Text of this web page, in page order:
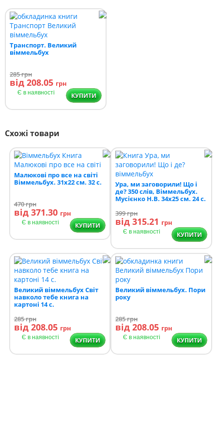
Транспорт. Великий
віммельбух
285грн
від 208.05 грн
Є в наявності КУПИТИ
Схожі товари
Малюкові про все на світі
Віммельбух. 31х22 см. 32 с.
470грн
від 371.30 грн
Є в наявності КУПИТИ
Ура, ми заговорили! Що і
де? 350 слів, Віммельбух.
Мусієнко Н.В. 34х25 см. 24 с.
399грн
від 315.21 грн
Є в наявності КУПИТИ
Великий віммельбух Світ
навколо тебе книга на
картоні 14 с.
285грн
від 208.05 грн
Є в наявності КУПИТИ
Великий віммельбух. Пори
року
285грн
від 208.05 грн
Є в наявності КУПИТИ